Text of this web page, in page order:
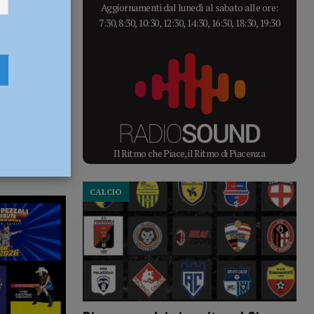
Aggiornamenti dal lunedì al sabato alle ore:
7:30, 8:30, 10:30, 12:30, 14:30, 16:30, 18:30, 19:30
Il Ritmo che Piace, il Ritmo di Piacenza
CALCIO